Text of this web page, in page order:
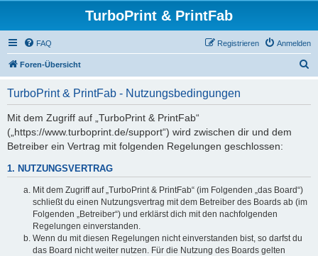
TurboPrint & PrintFab
FAQ Anmelden
Registrieren
Foren-Übersicht
TurboPrint & PrintFab - Nutzungsbedingungen
Mit dem Zugriff auf „TurboPrint & PrintFab“
(„https://www.turboprint.de/support“) wird zwischen dir und dem
Betreiber ein Vertrag mit folgenden Regelungen geschlossen:
1. NUTZUNGSVERTRAG
Mit dem Zugriff auf „TurboPrint & PrintFab“ (im Folgenden „das Board“)
schließt du einen Nutzungsvertrag mit dem Betreiber des Boards ab (im
Folgenden „Betreiber“) und erklärst dich mit den nachfolgenden
Regelungen einverstanden.
Wenn du mit diesen Regelungen nicht einverstanden bist, so darfst du
das Board nicht weiter nutzen. Für die Nutzung des Boards gelten